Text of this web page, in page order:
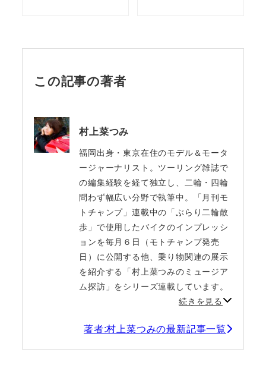
この記事の著者
村上菜つみ
福岡出身・東京在住のモデル＆モータ
ージャーナリスト。ツーリング雑誌で
の編集経験を経て独立し、二輪・四輪
問わず幅広い分野で執筆中。「月刊モ
トチャンプ」連載中の「ぶらり二輪散
歩」で使用したバイクのインプレッシ
ョンを毎月６日（モトチャンプ発売
日）に公開する他、乗り物関連の展示
を紹介する「村上菜つみのミュージア
ム探訪」をシリーズ連載しています。
続きを見る
著者:村上菜つみの最新記事一覧